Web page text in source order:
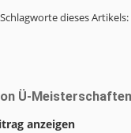
dieses Artikels:
Ü-
anzeigen